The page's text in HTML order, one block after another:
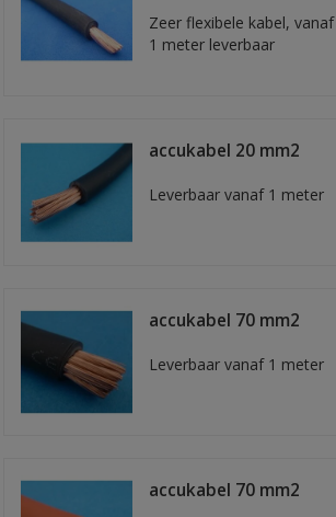
Zeer flexibele kabel, vanaf
1 meter leverbaar
accukabel 20 mm2
Leverbaar vanaf 1 meter
accukabel 70 mm2
Leverbaar vanaf 1 meter
accukabel 70 mm2